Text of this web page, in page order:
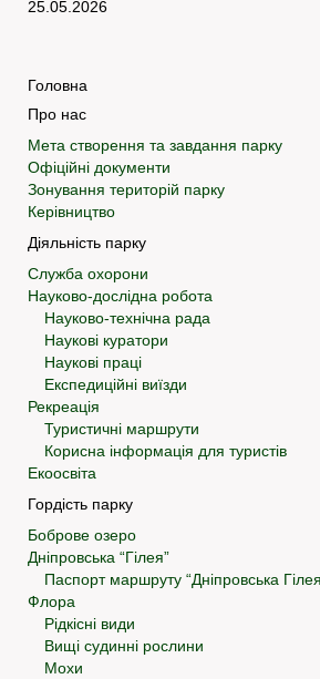
25.05.2026
Головна
Про нас
Мета створення та завдання парку
Офіційні документи
Зонування територій парку
Керівництво
Діяльність парку
Служба охорони
Науково-дослідна робота
Науково-технічна рада
Наукові куратори
Наукові праці
Експедиційні виїзди
Рекреація
Туристичні маршрути
Корисна інформація для туристів
Екоосвіта
Гордість парку
Боброве озеро
Дніпровська “Гілея”
Паспорт маршруту “Дніпровська
Флора
Рідкісні види
Вищі судинні рослини
Мохи